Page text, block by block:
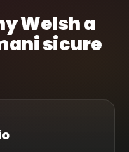
Welsh a
sicure